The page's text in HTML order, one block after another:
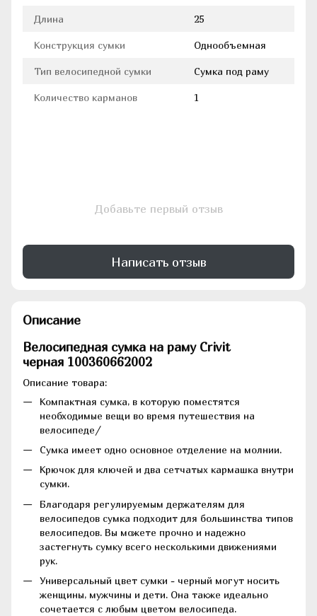
Длина 25
Конструкция сумки Однообъемная
Тип велосипедной сумки Сумка под раму
Количество карманов 1
Добавьте первый отзыв
Написать отзыв
Описание
Велосипедная сумка на раму Crivit
черная 100360662002
Описание товара:
Компактная сумка, в которую поместятся
необходимые вещи во время путешествия на
велосипеде/
Сумка имеет одно основное отделение на молнии.
Крючок для ключей и два сетчатых кармашка внутри
сумки.
Благодаря регулируемым держателям для
велосипедов сумка подходит для большинства типов
велосипедов. Вы можете прочно и надежно
застегнуть сумку всего несколькими движениями
рук.
Универсальный цвет сумки - черный могут носить
женщины, мужчины и дети. Она также идеально
сочетается с любым цветом велосипеда.